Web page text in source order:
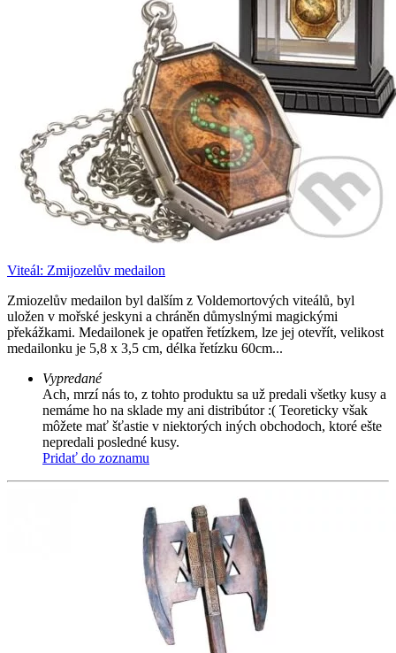
Viteál: Zmijozelův medailon
Zmiozelův medailon byl dalším z Voldemortových viteálů, byl
uložen v mořské jeskyni a chráněn důmyslnými magickými
překážkami. Medailonek je opatřen řetízkem, lze jej otevřít, velikost
medailonku je 5,8 x 3,5 cm, délka řetízku 60cm...
Vypredané
Ach, mrzí nás to, z tohto produktu sa už predali všetky kusy a
nemáme ho na sklade my ani distribútor :( Teoreticky však
môžete mať šťastie v niektorých iných obchodoch, ktoré ešte
nepredali posledné kusy.
Pridať do zoznamu